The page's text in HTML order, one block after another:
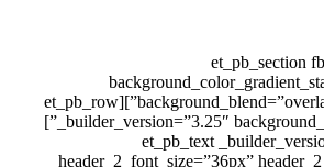
[/et_pb_blurb][/
background_blend=”overlay” custom_padding=”100px|0px|0px|0px” box_shadow_style=”preset7″ box_shadow_horizontal=”0px” box_shadow_vertical=”-80px” box_shadow_color=”#ffffff”][et_pb_row
_builder_version=”3.25″ background_size=”initial” background_position=”top_left” background_repeat=”repeat” animation_style=”zoom” animation_direction=”bottom” animation_intensity_zoom=”6%”]
[et_pb_column type=”4_4″ _builder_version=”3.25″
header_2_font_size=”36px”